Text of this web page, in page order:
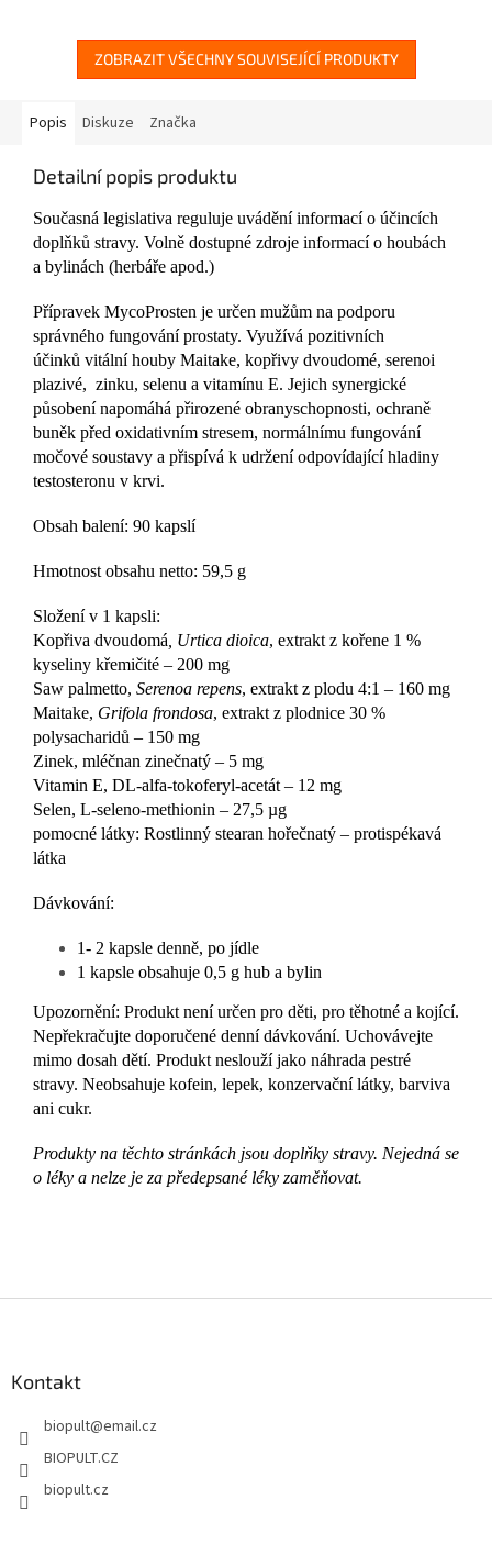
ZOBRAZIT VŠECHNY SOUVISEJÍCÍ PRODUKTY
Popis Diskuze Značka
Detailní popis produktu
Současná legislativa reguluje uvádění informací o účincích
doplňků stravy. Volně dostupné zdroje informací o houbách
a bylinách (herbáře apod.)
Přípravek MycoProsten je určen mužům na podporu
správného fungování prostaty. Využívá pozitivních
účinků vitální houby Maitake, kopřivy dvoudomé, serenoi
plazivé, zinku, selenu a vitamínu E. Jejich synergické
působení napomáhá přirozené obranyschopnosti, ochraně
buněk před oxidativním stresem, normálnímu fungování
močové soustavy a přispívá k udržení odpovídající hladiny
testosteronu v krvi.
Obsah balení: 90 kapslí
Hmotnost obsahu netto: 59,5 g
Složení v 1 kapsli:
Kopřiva dvoudomá , Urtica dioica, extrakt z kořene 1 %
kyseliny křemičité – 200 mg
Saw palmetto, Serenoa repens, extrakt z plodu 4:1 – 160 mg
Maitake, Grifola frondosa, extrakt z plodnice 30 %
polysacharidů – 150 mg
Zinek, mléčnan zinečnatý – 5 mg
Vitamin E, DL-alfa-tokoferyl-acetát – 12 mg
Selen, L-seleno-methionin – 27,5 µg
pomocné látky: Rostlinný stearan hořečnatý – protispékavá
látka
Dávkování:
1- 2 kapsle denně, po jídle
1 kapsle obsahuje 0,5 g hub a bylin
Upozornění: Produkt není určen pro děti, pro těhotné a kojící.
Nepřekračujte doporučené denní dávkování. Uchovávejte
mimo dosah dětí. Produkt neslouží jako náhrada pestré
stravy. Neobsahuje kofein, lepek, konzervační látky, barviva
ani cukr.
Produkty na těchto stránkách jsou doplňky stravy. Nejedná se
o léky a nelze je za předepsané léky zaměňovat.
Kontakt
biopult@email.cz
BIOPULT.CZ
biopult.cz